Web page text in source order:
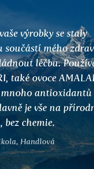
se staly
mého zdraví,
Používám
AMALAKI
a
na přírodní